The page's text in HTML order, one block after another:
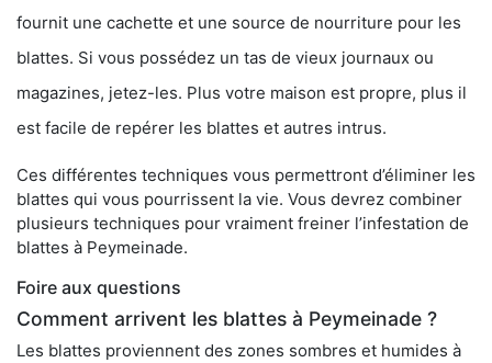
fournit une cachette et une source de nourriture pour les
blattes. Si vous possédez un tas de vieux journaux ou
magazines, jetez-les. Plus votre maison est propre, plus il
est facile de repérer les blattes et autres intrus.
Ces différentes techniques vous permettront d’éliminer les
blattes qui vous pourrissent la vie. Vous devrez combiner
plusieurs techniques pour vraiment freiner l’infestation de
blattes à Peymeinade.
Foire aux questions
Comment arrivent les blattes à Peymeinade ?
Les blattes proviennent des zones sombres et humides à